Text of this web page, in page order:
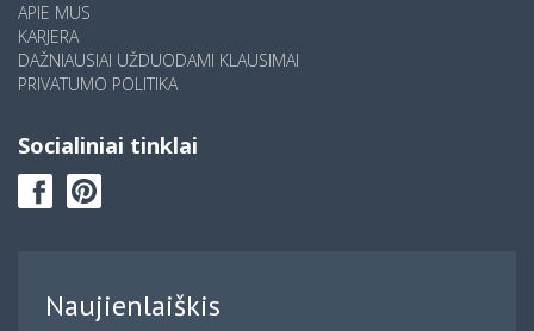
APIE MUS
KARJERA
DAŽNIAUSIAI UŽDUODAMI KLAUSIMAI
PRIVATUMO POLITIKA
Socialiniai tinklai
Naujienlaiškis